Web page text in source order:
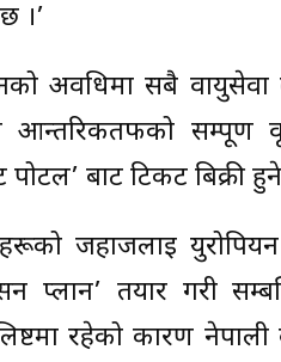
।’
अवधिमा सबै वायुसेवा
आन्तरिकतर्फको
बाट टिकट बिक्री
जहाजलाई
प्लान’ तयार गरी
रहेको कारण